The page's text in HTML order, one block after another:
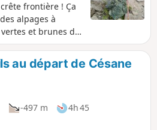
frontière ! Ça
alpages à
et brunes du
Noire. Trace gpx
hors
au départ de Césane
-497 m
4h 45